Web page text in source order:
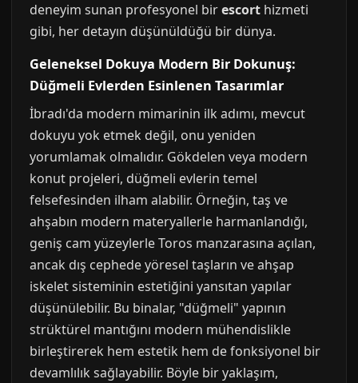
deneyim sunan profesyonel birescort hizmeti
gibi, her detayın düşünüldüğü bir dünya.
Geleneksel Dokuya Modern Bir Dokunuş:
Düğmeli Evlerden Esinlenen Tasarımlar
İbradı'da modern mimarinin ilk adımı, mevcut
dokuyu yok etmek değil, onu yeniden
yorumlamak olmalıdır. Gökdelen veya modern
konut projeleri, düğmeli evlerin temel
felsefesinden ilham alabilir. Örneğin, taş ve
ahşabın modern materyallerle harmanlandığı,
geniş cam yüzeylerle Toros manzarasına açılan,
ancak dış cephede yöresel taşların ve ahşap
iskelet sisteminin estetiğini yansıtan yapılar
düşünülebilir. Bu binalar, "düğmeli" yapının
strüktürel mantığını modern mühendislikle
birleştirerek hem estetik hem de fonksiyonel bir
devamlılık sağlayabilir. Böyle bir yaklaşım,